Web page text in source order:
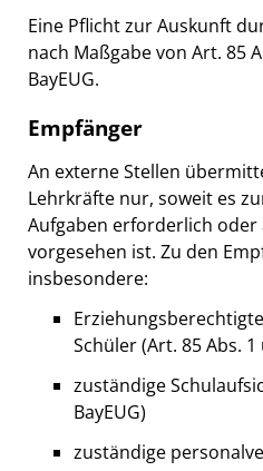
Eine Pflicht zur Auskunft
nach Maßgabe von Art. 85
BayEUG.
Empfänger
An externe Stellen
Lehrkräfte nur, soweit es
Aufgaben erforderlich
vorgesehen ist. Zu den
insbesondere:
Schüler (Art. 85 Abs. 1
zuständige
BayEUG)
zuständige